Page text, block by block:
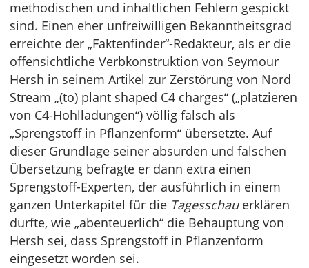
methodischen und inhaltlichen Fehlern gespickt
sind. Einen eher unfreiwilligen Bekanntheitsgrad
erreichte der „Faktenfinder“-Redakteur, als er die
offensichtliche Verbkonstruktion von Seymour
Hersh in seinem Artikel zur Zerstörung von Nord
Stream „(to) plant shaped C4 charges“ („platzieren
von C4-Hohlladungen“) völlig falsch als
„Sprengstoff in Pflanzenform“ übersetzte. Auf
dieser Grundlage seiner absurden und falschen
Übersetzung befragte er dann extra einen
Sprengstoff-Experten, der ausführlich in einem
ganzen Unterkapitel für die Tagesschauerklären
durfte, wie „abenteuerlich“ die Behauptung von
Hersh sei, dass Sprengstoff in Pflanzenform
eingesetzt worden sei.